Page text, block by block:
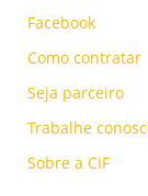
Facebook
Como contratar
Seja parceiro
Trabalhe
Sobre a CIF